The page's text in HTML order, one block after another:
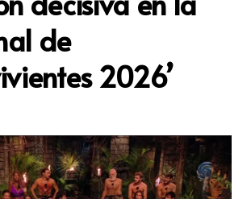
de
2026’